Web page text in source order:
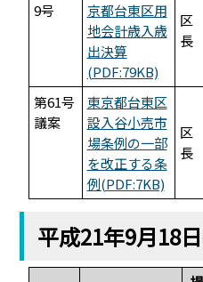
9号
京都台東区用
地会計歳入歳
出決算
(PDF:79KB)
区
長
第61号
議案
東京都台東区
設入谷小売市
場条例の一部
を改正する条
例(PDF:7KB)
区
長
平成21年9月18